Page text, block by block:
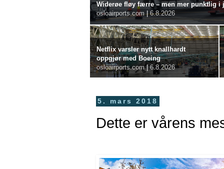
Widerøe fløy færre – men mer punktlig i
osloairports.com | 6.8.2026
Netflix varsler nytt knallhardt
oppgjør med Boeing
osloairports.com | 6.8.2026
5. mars 2018
Dette er vårens